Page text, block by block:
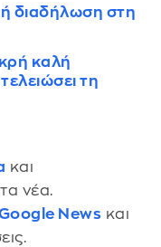
διαδήλωση στη
καλή
τη
και
νέα.
News και